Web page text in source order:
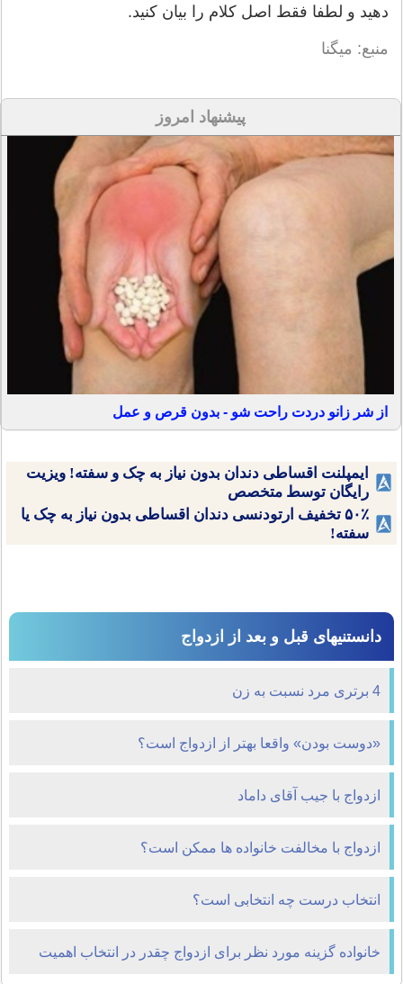
دهید و لطفا فقط اصل کلام را بیان کنید.
منبع: میگنا
پیشنهاد امروز
از شر زانو دردت راحت شو - بدون قرص و عمل
ایمپلنت اقساطی دندان بدون نیاز به چک و سفته! ویزیت
رایگان توسط متخصص
۵۰٪ تخفیف ارتودنسی دندان اقساطی بدون نیاز به چک یا
سفته!
دانستنیهای قبل و بعد از ازدواج
4 برتری مرد نسبت به زن
«دوست بودن» واقعا بهتر از ازدواج است؟
ازدواج با جیب آقای داماد
ازدواج با مخالفت خانواده ها ممکن است؟
انتخاب درست چه انتخابی است؟
خانواده گزینه مورد نظر برای ازدواج چقدر در انتخاب اهمیت